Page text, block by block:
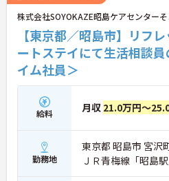
株式会社SOYOKAZE昭島ケアセンター
【東京都／昭島市】リフ
ートステイにて生活相談
イム社員＞
給料 月収 21.0万円～
勤務地
東京都 昭島市 宮沢
ＪＲ青梅線「昭島